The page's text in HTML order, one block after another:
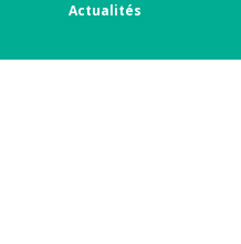
Actualités